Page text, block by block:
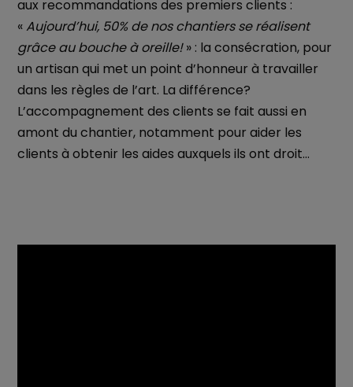
aux recommandations des premiers clients :
« Aujourd’hui, 50% de nos chantiers se réalisent
grâce au bouche à oreille!» : la consécration, pour
un artisan qui met un point d’honneur à travailler
dans les règles de l’art. La différence?
L’accompagnement des clients se fait aussi en
amont du chantier, notamment pour aider les
clients à obtenir les aides auxquels ils ont droit…